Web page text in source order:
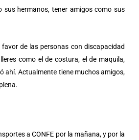
hermanos, tener amigos como sus
de las personas con discapacidad
como el de costura, el de maquila,
ahí. Actualmente tiene muchos amigos,
a CONFE por la mañana, y por la